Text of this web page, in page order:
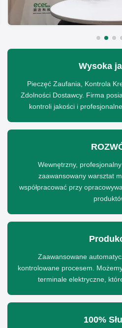
Wysoka
Pieczęć Zaufania, Kontrola
Zdolności Dostawcy. Firma
kontroli jakości i
Wewnętrzny,
zaawansowany warsztat
współpracować przy
Zaawansowane
kontrolowane procesem.
terminale elektryczne,
100%